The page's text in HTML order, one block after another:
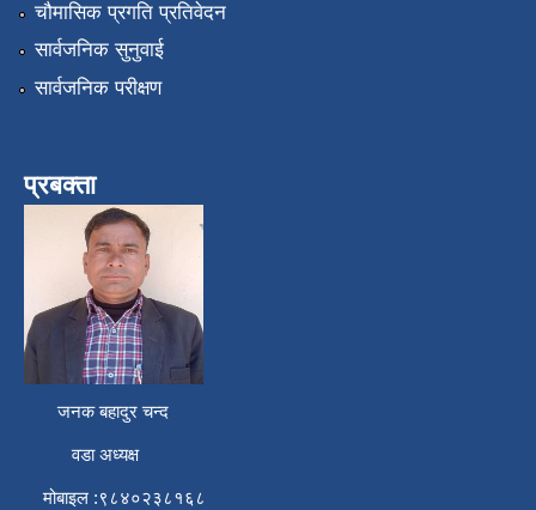
चौमासिक प्रगति प्रतिवेदन
सार्वजनिक सुनुवाई
सार्वजनिक परीक्षण
प्रबक्ता
जनक बहादुर चन्द
वडा अध्यक्ष
मोबाइल :९८४०२३८१६८